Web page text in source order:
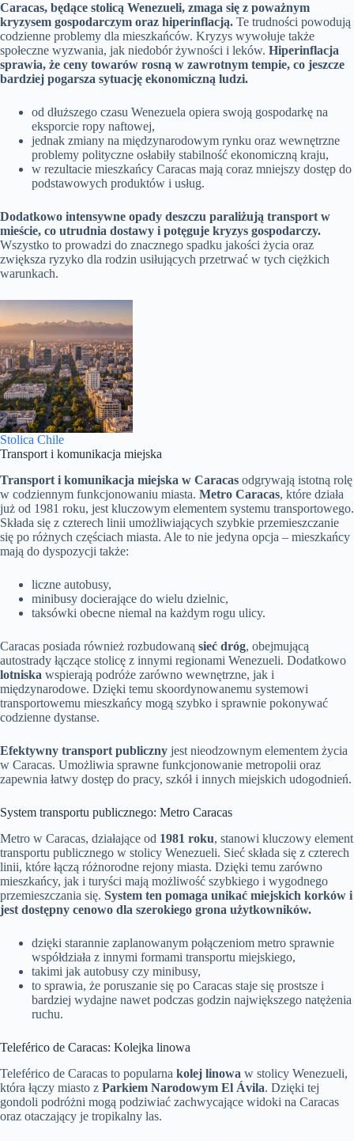
Caracas, będące stolicą Wenezueli, zmaga się z poważnym
kryzysem gospodarczym oraz hiperinflacją. Te trudności powodują
codzienne problemy dla mieszkańców. Kryzys wywołuje także
społeczne wyzwania, jak niedobór żywności i leków. Hiperinflacja
sprawia, że ceny towarów rosną w zawrotnym tempie, co jeszcze
bardziej pogarsza sytuację ekonomiczną ludzi.
od dłuższego czasu Wenezuela opiera swoją gospodarkę na
eksporcie ropy naftowej,
jednak zmiany na międzynarodowym rynku oraz wewnętrzne
problemy polityczne osłabiły stabilność ekonomiczną kraju,
w rezultacie mieszkańcy Caracas mają coraz mniejszy dostęp do
podstawowych produktów i usług.
Dodatkowo intensywne opady deszczu paraliżują transport w
mieście, co utrudnia dostawy i potęguje kryzys gospodarczy.
Wszystko to prowadzi do znacznego spadku jakości życia oraz
zwiększa ryzyko dla rodzin usiłujących przetrwać w tych ciężkich
warunkach.
Stolica Chile
Transport i komunikacja miejska
Transport i komunikacja miejska w Caracas odgrywają istotną rolę
w codziennym funkcjonowaniu miasta. Metro Caracas, które działa
już od 1981 roku, jest kluczowym elementem systemu transportowego.
Składa się z czterech linii umożliwiających szybkie przemieszczanie
się po różnych częściach miasta. Ale to nie jedyna opcja – mieszkańcy
mają do dyspozycji także:
liczne autobusy,
minibusy docierające do wielu dzielnic,
taksówki obecne niemal na każdym rogu ulicy.
Caracas posiada również rozbudowaną sieć dróg, obejmującą
autostrady łączące stolicę z innymi regionami Wenezueli. Dodatkowo
lotniska wspierają podróże zarówno wewnętrzne, jak i
międzynarodowe. Dzięki temu skoordynowanemu systemowi
transportowemu mieszkańcy mogą szybko i sprawnie pokonywać
codzienne dystanse.
Efektywny transport publiczny jest nieodzownym elementem życia
w Caracas. Umożliwia sprawne funkcjonowanie metropolii oraz
zapewnia łatwy dostęp do pracy, szkół i innych miejskich udogodnień.
System transportu publicznego: Metro Caracas
Metro w Caracas, działające od 1981 roku, stanowi kluczowy element
transportu publicznego w stolicy Wenezueli. Sieć składa się z czterech
linii, które łączą różnorodne rejony miasta. Dzięki temu zarówno
mieszkańcy, jak i turyści mają możliwość szybkiego i wygodnego
przemieszczania się. System ten pomaga unikać miejskich korków i
jest dostępny cenowo dla szerokiego grona użytkowników.
dzięki starannie zaplanowanym połączeniom metro sprawnie
współdziała z innymi formami transportu miejskiego,
takimi jak autobusy czy minibusy,
to sprawia, że poruszanie się po Caracas staje się prostsze i
bardziej wydajne nawet podczas godzin największego natężenia
ruchu.
Teleférico de Caracas: Kolejka linowa
Teleférico de Caracas to popularna kolej linowa w stolicy Wenezueli,
która łączy miasto z Parkiem Narodowym El Ávila. Dzięki tej
gondoli podróżni mogą podziwiać zachwycające widoki na Caracas
oraz otaczający je tropikalny las.